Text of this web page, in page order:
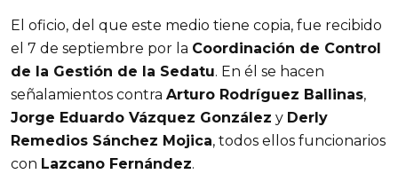
El oficio, del que este medio tiene copia, fue recibido
el 7 de septiembre por la Coordinación de Control
de la Gestión de la Sedatu. En él se hacen
señalamientos contra Arturo Rodríguez Ballinas,
Jorge Eduardo Vázquez González y Derly
Remedios Sánchez Mojica, todos ellos funcionarios
con Lazcano Fernández.